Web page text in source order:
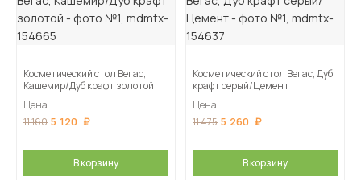
Косметический стол Вегас,
Кашемир/Дуб крафт золотой
Цена
11 160 5 120
В корзину
Косметический стол Вегас, Дуб
крафт серый/Цемент
Цена
11 475 5 260
В корзину